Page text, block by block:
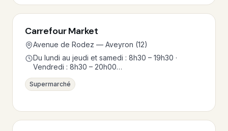
Carrefour Market
Avenue de Rodez — Aveyron (12)
Du lundi au jeudi et samedi : 8h30 – 19h30 ·
Vendredi : 8h30 – 20h00…
Supermarché